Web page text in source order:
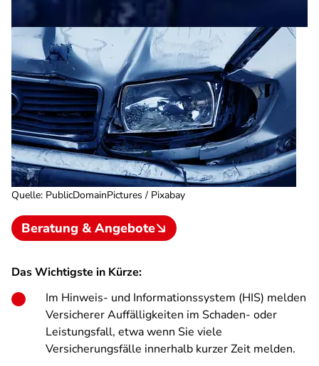
Quelle: PublicDomainPictures / Pixabay
Beratung & Angebote
Das Wichtigste in Kürze:
Im Hinweis- und Informationssystem (HIS) melden
Versicherer Auffälligkeiten im Schaden- oder
Leistungsfall, etwa wenn Sie viele
Versicherungsfälle innerhalb kurzer Zeit melden.